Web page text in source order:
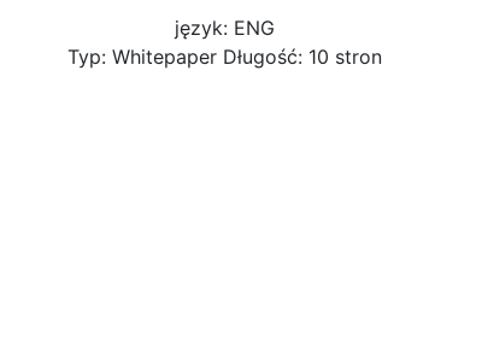
język: ENG
Typ: Whitepaper Długość: 10 stron